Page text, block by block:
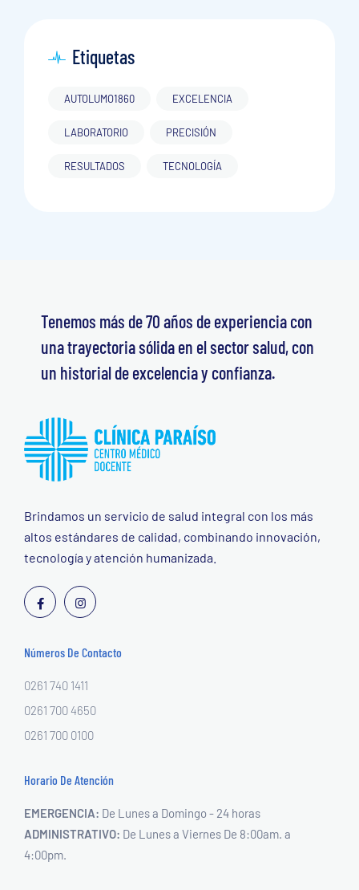
Etiquetas
AUTOLUMO1860 EXCELENCIA
LABORATORIO PRECISIÓN
RESULTADOS TECNOLOGÍA
Tenemos más de 70 años de experiencia con
una trayectoria sólida en el sector salud, con
un historial de excelencia y confianza.
Brindamos un servicio de salud integral con los más
altos estándares de calidad, combinando innovación,
tecnología y atención humanizada.
Números De Contacto
0261 740 1411
0261 700 4650
0261 700 0100
Horario De Atención
EMERGENCIA: De Lunes a Domingo - 24 horas
ADMINISTRATIVO: De Lunes a Viernes De 8:00am. a
4:00pm.